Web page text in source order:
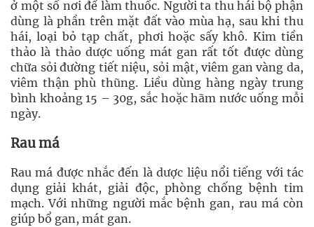
ở một số nơi để làm thuốc. Người ta thu hái bộ phận
dùng là phần trên mặt đất vào mùa hạ, sau khi thu
hái, loại bỏ tạp chất, phơi hoặc sấy khô. Kim tiền
thảo là thảo dược uống mát gan rất tốt được dùng
chữa sỏi đường tiết niệu, sỏi mật, viêm gan vàng da,
viêm thận phù thũng. Liều dùng hàng ngày trung
bình khoảng 15 – 30g, sắc hoặc hãm nước uống mỗi
ngày.
Rau má
Rau má được nhắc đến là dược liệu nổi tiếng với tác
dụng giải khát, giải độc, phòng chống bệnh tim
mạch. Với những người mắc bệnh gan, rau má còn
giúp bổ gan, mát gan.